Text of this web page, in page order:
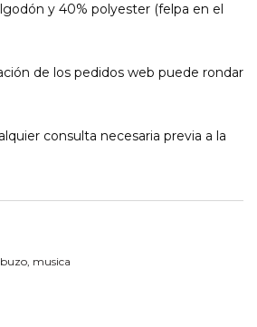
y 40% polyester (felpa en el
de los pedidos web puede rondar
consulta necesaria previa a la
buzo, musica